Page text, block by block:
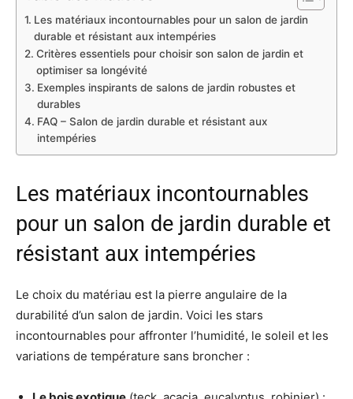
Les matériaux incontournables pour un salon de jardin
durable et résistant aux intempéries
Critères essentiels pour choisir son salon de jardin et
optimiser sa longévité
Exemples inspirants de salons de jardin robustes et
durables
FAQ – Salon de jardin durable et résistant aux
intempéries
Les matériaux incontournables
pour un salon de jardin durable et
résistant aux intempéries
Le choix du matériau est la pierre angulaire de la
durabilité d’un salon de jardin. Voici les stars
incontournables pour affronter l’humidité, le soleil et les
variations de température sans broncher :